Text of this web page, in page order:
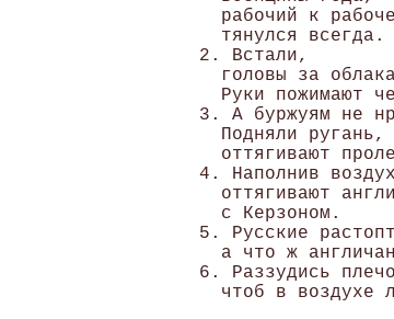
рабочий к
  тянулся всегда.
2. Встали,
головы за
Руки пожимают
3. А буржуям не
  Подняли ругань,
оттягивают
4. Наполнив
оттягивают
  с Керзоном.
5. Русские
а что ж
6. Раззудись